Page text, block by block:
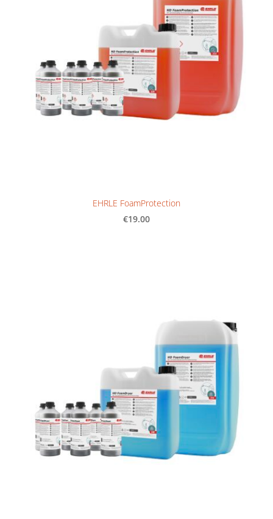
EHRLE FoamProtection
€19.00